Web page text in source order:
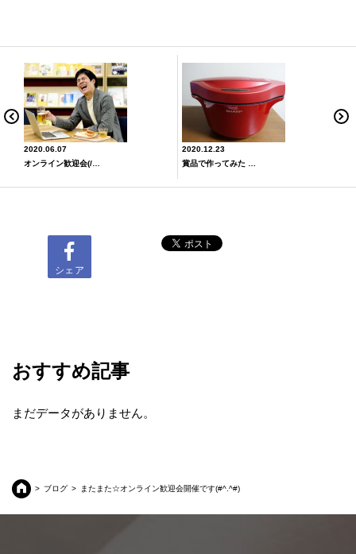
2020.06.07
オンライン歓迎会(/^-^)o日日o(^0^|) カンパーイ！
2020.12.23
賞品で作ってみた 忘年会 今年はお預け
シェア
おすすめ記事
まだデータがありません。
ブログ またまた☆オンライン歓迎会開催です(#^.^#)